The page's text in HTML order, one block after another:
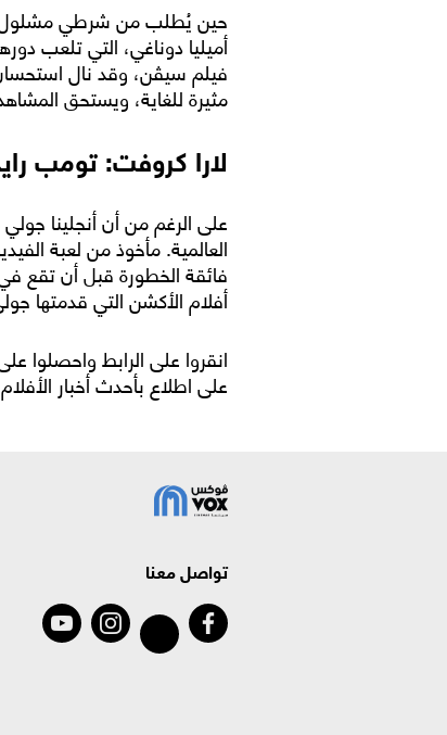
حين يُطلب من شرطي مشلول
أميليا دوناغي، التي تلعب
فيلم سيڤن، وقد نال
مثيرة للغاية، ويستحق
لارا كروفت: تومب رايدر - 2001 -
على الرغم من أن أنجلينا
العالمية. مأخوذ من لعبة
فائقة الخطورة قبل أن تقع
أفلام الأكشن التي قدمتها
انقروا على الرابط واحصلوا
على اطلاع بأحدث أخبار
تواصل معنا